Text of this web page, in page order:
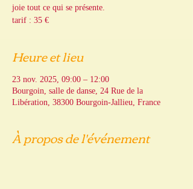
joie tout ce qui se présente.
tarif : 35 €
Heure et lieu
23 nov. 2025, 09:00 – 12:00
Bourgoin, salle de danse, 24 Rue de la
Libération, 38300 Bourgoin-Jallieu, France
À propos de l'événement